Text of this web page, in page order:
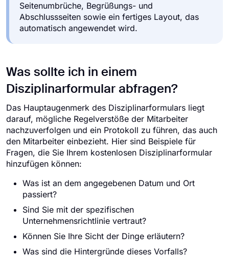
Seitenumbrüche, Begrüßungs- und
Abschlussseiten sowie ein fertiges Layout, das
automatisch angewendet wird.
Was sollte ich in einem
Disziplinarformular abfragen?
Das Hauptaugenmerk des Disziplinarformulars liegt
darauf, mögliche Regelverstöße der Mitarbeiter
nachzuverfolgen und ein Protokoll zu führen, das auch
den Mitarbeiter einbezieht. Hier sind Beispiele für
Fragen, die Sie Ihrem kostenlosen Disziplinarformular
hinzufügen können:
Was ist an dem angegebenen Datum und Ort
passiert?
Sind Sie mit der spezifischen
Unternehmensrichtlinie vertraut?
Können Sie Ihre Sicht der Dinge erläutern?
Was sind die Hintergründe dieses Vorfalls?